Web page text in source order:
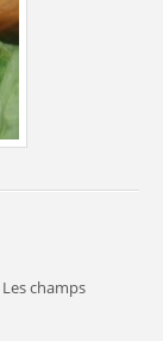
Les champs